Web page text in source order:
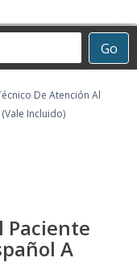
Go
De Atención Al
Incluido)
Paciente
A